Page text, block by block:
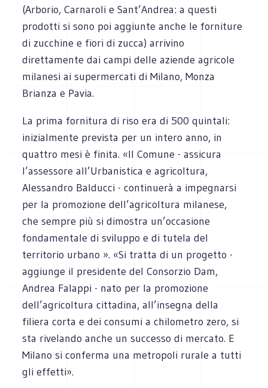
(Arborio, Carnaroli e Sant’Andrea: a questi
prodotti si sono poi aggiunte anche le forniture
di zucchine e fiori di zucca) arrivino
direttamente dai campi delle aziende agricole
milanesi ai supermercati di Milano, Monza
Brianza e Pavia.
La prima fornitura di riso era di 500 quintali:
inizialmente prevista per un intero anno, in
quattro mesi è finita. «Il Comune - assicura
l’assessore all’Urbanistica e agricoltura,
Alessandro Balducci - continuerà a impegnarsi
per la promozione dell’agricoltura milanese,
che sempre più si dimostra un’occasione
fondamentale di sviluppo e di tutela del
territorio urbano ». «Si tratta di un progetto -
aggiunge il presidente del Consorzio Dam,
Andrea Falappi - nato per la promozione
dell’agricoltura cittadina, all’insegna della
filiera corta e dei consumi a chilometro zero, si
sta rivelando anche un successo di mercato. E
Milano si conferma una metropoli rurale a tutti
gli effetti».